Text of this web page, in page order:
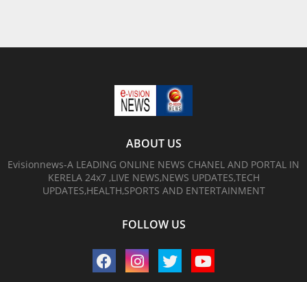
ABOUT US
Evisionnews-A LEADING ONLINE NEWS CHANEL AND PORTAL IN
KERELA 24x7 ,LIVE NEWS,NEWS UPDATES,TECH
UPDATES,HEALTH,SPORTS AND ENTERTAINMENT
FOLLOW US